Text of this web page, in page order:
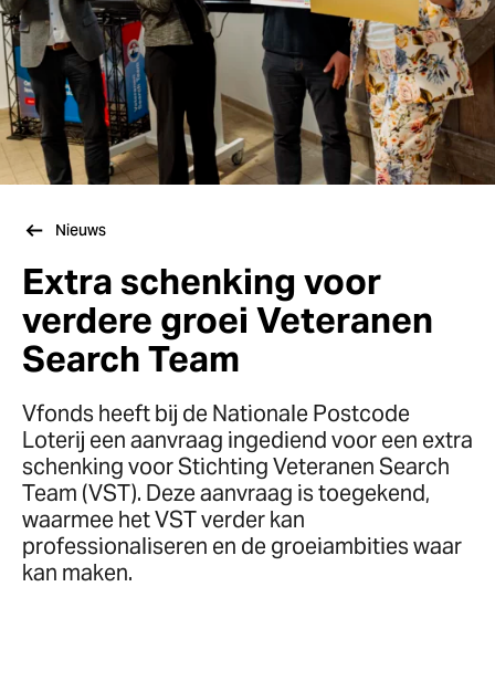
Nieuws
Extra schenking voor
verdere groei Veteranen
Search Team
Vfonds heeft bij de Nationale Postcode
Loterij een aanvraag ingediend voor een extra
schenking voor Stichting Veteranen Search
Team (VST). Deze aanvraag is toegekend,
waarmee het VST verder kan
professionaliseren en de groeiambities waar
kan maken.